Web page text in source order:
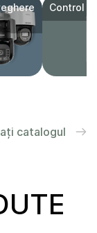
Control
catalogul